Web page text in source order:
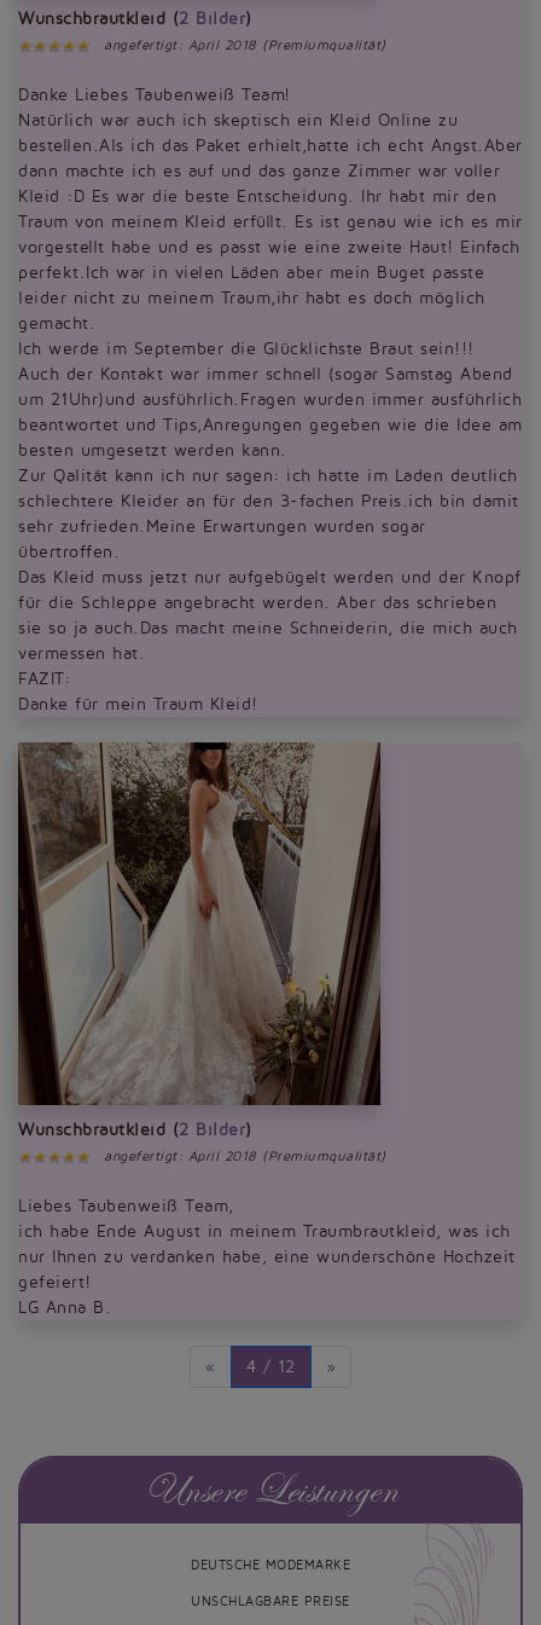
Wunschbrautkleid (2 Bilder)
angefertigt: April 2018 (Premiumqualität)
Danke Liebes Taubenweiß Team!
Natürlich war auch ich skeptisch ein Kleid Online zu
bestellen.Als ich das Paket erhielt,hatte ich echt Angst.Aber
dann machte ich es auf und das ganze Zimmer war voller
Kleid :D Es war die beste Entscheidung. Ihr habt mir den
Traum von meinem Kleid erfüllt. Es ist genau wie ich es mir
vorgestellt habe und es passt wie eine zweite Haut! Einfach
perfekt.Ich war in vielen Läden aber mein Buget passte
leider nicht zu meinem Traum,ihr habt es doch möglich
gemacht.
Ich werde im September die Glücklichste Braut sein!!!
Auch der Kontakt war immer schnell (sogar Samstag Abend
um 21Uhr)und ausführlich.Fragen wurden immer ausführlich
beantwortet und Tips,Anregungen gegeben wie die Idee am
besten umgesetzt werden kann.
Zur Qalität kann ich nur sagen: ich hatte im Laden deutlich
schlechtere Kleider an für den 3-fachen Preis.ich bin damit
sehr zufrieden.Meine Erwartungen wurden sogar
übertroffen.
Das Kleid muss jetzt nur aufgebügelt werden und der Knopf
für die Schleppe angebracht werden. Aber das schrieben
sie so ja auch.Das macht meine Schneiderin, die mich auch
vermessen hat.
FAZIT:
Danke für mein Traum Kleid!
Wunschbrautkleid (2 Bilder)
angefertigt: April 2018 (Premiumqualität)
Liebes Taubenweiß Team,
ich habe Ende August in meinem Traumbrautkleid, was ich
nur Ihnen zu verdanken habe, eine wunderschöne Hochzeit
gefeiert!
LG Anna B.
« 4 / 12 »
Unsere Leistungen
DEUTSCHE MODEMARKE
UNSCHLAGBARE PREISE